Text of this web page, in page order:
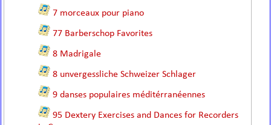
7 morceaux pour piano
77 Barberschop Favorites
8 Madrigale
8 unvergessliche Schweizer Schlager
9 danses populaires méditérranéennes
95 Dextery Exercises and Dances for Recorders